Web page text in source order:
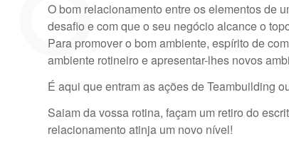
O bom relacionamento entre os elementos de
desafio e com que o seu negócio alcance o
Para promover o bom ambiente, espírito de
ambiente rotineiro e apresentar-lhes novos
É aqui que entram as ações de Teambuilding
Saiam da vossa rotina, façam um retiro do
relacionamento atinja um novo nível!